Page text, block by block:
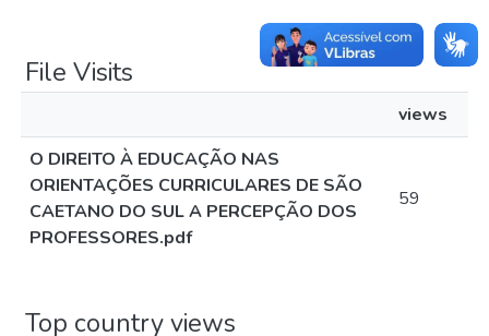
File Visits
views
O DIREITO À EDUCAÇÃO NAS
ORIENTAÇÕES CURRICULARES DE SÃO
CAETANO DO SUL A PERCEPÇÃO DOS
PROFESSORES.pdf
59
Top country views